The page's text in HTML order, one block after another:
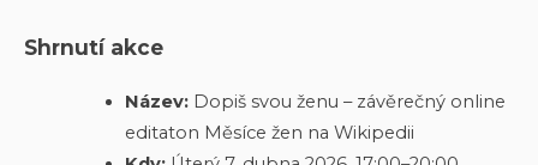
Shrnutí akce
Název: Dopiš svou ženu – závěrečný online
editaton Měsíce žen na Wikipedii